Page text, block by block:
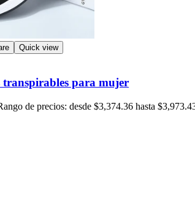
Quick view
transpirables para mujer
de precios: desde $3,374.36 hasta